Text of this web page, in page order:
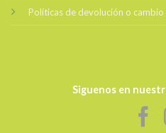
Políticas de devolución o cambio
Siguenos en